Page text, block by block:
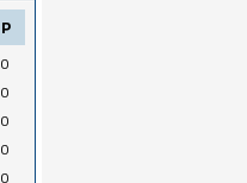
P
0
0
0
0
0